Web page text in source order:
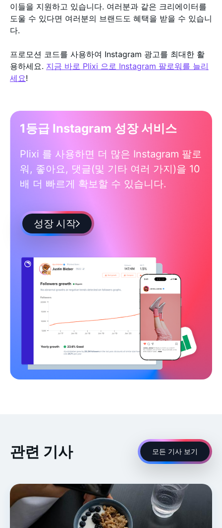
이들을 지원하고 있습니다. 여러분과 같은 크리에이터를
도울 수 있다면 여러분의 브랜드도 혜택을 받을 수 있습니
다.
프로모션 코드를 사용하여 Instagram 광고를 최대한 활
용하세요. 지금 바로 Plixi 으로 Instagram 팔로워를 늘리
세요!
1등급 Instagram 성장 서비스
Plixi 를 사용하면 더 많은 Instagram 팔로
워, 좋아요, 댓글(및 기타 여러 가지)을 10
배 더 빠르게 확보할 수 있습니다.
성장 시작
관련 기사 모든 기사 보기